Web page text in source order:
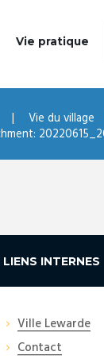
Vie pratique
Vie du village
LIENS INTERNES
Ville Lewarde
Contact